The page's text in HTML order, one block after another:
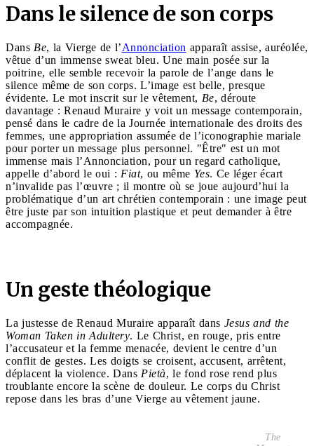
Dans le silence de son corps
Dans Be, la Vierge de l’Annonciation apparaît assise, auréolée,
vêtue d’un immense sweat bleu. Une main posée sur la
poitrine, elle semble recevoir la parole de l’ange dans le
silence même de son corps. L’image est belle, presque
évidente. Le mot inscrit sur le vêtement, Be, déroute
davantage : Renaud Muraire y voit un message contemporain,
pensé dans le cadre de la Journée internationale des droits des
femmes, une appropriation assumée de l’iconographie mariale
pour porter un message plus personnel. "Être" est un mot
immense mais l’Annonciation, pour un regard catholique,
appelle d’abord le oui : Fiat, ou même Yes. Ce léger écart
n’invalide pas l’œuvre ; il montre où se joue aujourd’hui la
problématique d’un art chrétien contemporain : une image peut
être juste par son intuition plastique et peut demander à être
accompagnée.
Un geste théologique
La justesse de Renaud Muraire apparaît dans Jesus and the
Woman Taken in Adultery. Le Christ, en rouge, pris entre
l’accusateur et la femme menacée, devient le centre d’un
conflit de gestes. Les doigts se croisent, accusent, arrêtent,
déplacent la violence. Dans Pietà, le fond rose rend plus
troublante encore la scène de douleur. Le corps du Christ
repose dans les bras d’une Vierge au vêtement jaune.
The